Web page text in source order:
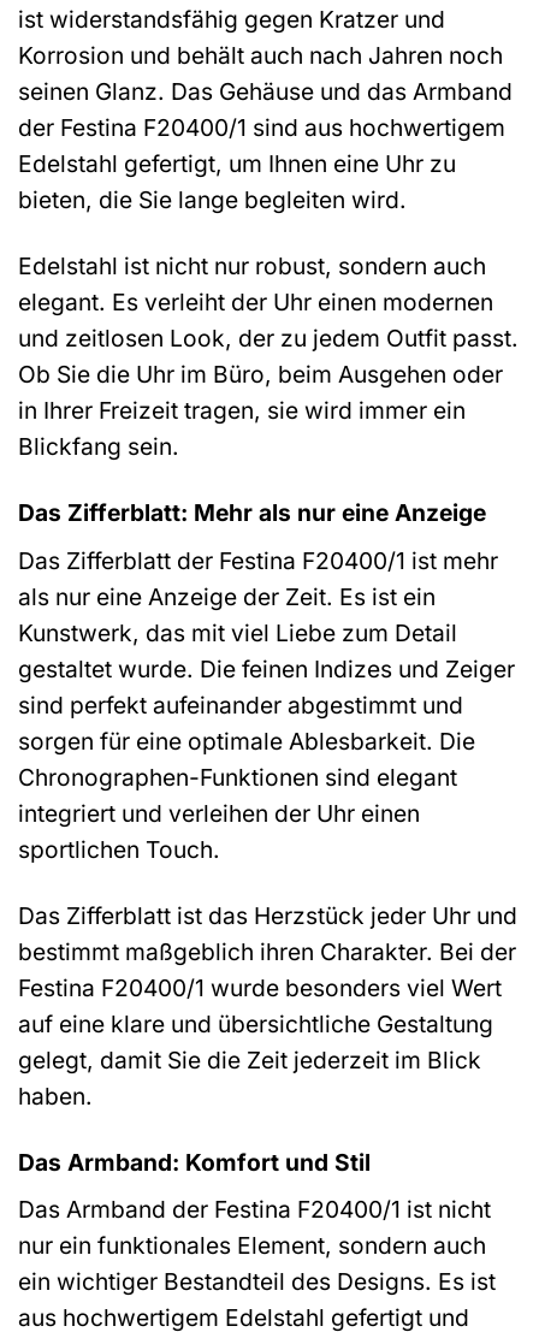
ist widerstandsfähig gegen Kratzer und
Korrosion und behält auch nach Jahren noch
seinen Glanz. Das Gehäuse und das Armband
der Festina F20400/1 sind aus hochwertigem
Edelstahl gefertigt, um Ihnen eine Uhr zu
bieten, die Sie lange begleiten wird.
Edelstahl ist nicht nur robust, sondern auch
elegant. Es verleiht der Uhr einen modernen
und zeitlosen Look, der zu jedem Outfit passt.
Ob Sie die Uhr im Büro, beim Ausgehen oder
in Ihrer Freizeit tragen, sie wird immer ein
Blickfang sein.
Das Zifferblatt: Mehr als nur eine Anzeige
Das Zifferblatt der Festina F20400/1 ist mehr
als nur eine Anzeige der Zeit. Es ist ein
Kunstwerk, das mit viel Liebe zum Detail
gestaltet wurde. Die feinen Indizes und Zeiger
sind perfekt aufeinander abgestimmt und
sorgen für eine optimale Ablesbarkeit. Die
Chronographen-Funktionen sind elegant
integriert und verleihen der Uhr einen
sportlichen Touch.
Das Zifferblatt ist das Herzstück jeder Uhr und
bestimmt maßgeblich ihren Charakter. Bei der
Festina F20400/1 wurde besonders viel Wert
auf eine klare und übersichtliche Gestaltung
gelegt, damit Sie die Zeit jederzeit im Blick
haben.
Das Armband: Komfort und Stil
Das Armband der Festina F20400/1 ist nicht
nur ein funktionales Element, sondern auch
ein wichtiger Bestandteil des Designs. Es ist
aus hochwertigem Edelstahl gefertigt und